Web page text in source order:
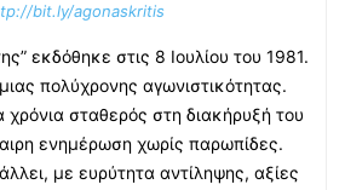
bit.ly/agonaskritis
εκδόθηκε στις 8 Ιουλίου του 1981.
πολύχρονης αγωνιστικότητας.
σταθερός στη διακήρυξή του
ενημέρωση χωρίς παρωπίδες.
με ευρύτητα αντίληψης, αξίες